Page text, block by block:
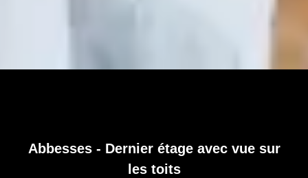
Abbesses - Dernier étage avec vue sur
les toits